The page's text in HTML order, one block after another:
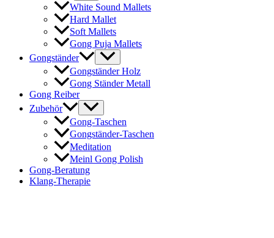
White Sound Mallets
Hard Mallet
Soft Mallets
Gong Puja Mallets
Gongständer
Gongständer Holz
Gong Ständer Metall
Gong Reiber
Zubehör
Gong-Taschen
Gongständer-Taschen
Meditation
Meinl Gong Polish
Gong-Beratung
Klang-Therapie